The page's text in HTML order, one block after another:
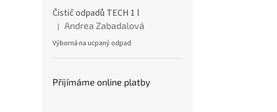
Čistič odpadů TECH 1 l
Hodnocení produktu je 5 z 5 hvězdiček.
| Andrea Zabadalová
Výborná na ucpaný odpad
Přijímáme online platby